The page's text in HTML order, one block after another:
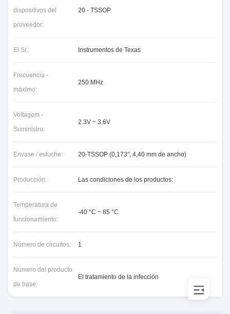
dispositivos del
proveedor:
20 - TSSOP
El Sr.: Instrumentos de Texas
Frecuencia -
máximo:
250 MHz
Voltagem -
Suministro:
2.3V ~ 3.6V
Envase / estuche: 20-TSSOP (0,173", 4,40 mm de ancho)
Producción: Las condiciones de los productos:
Temperatura de
funcionamiento:
-40 °C ~ 85 °C
Número de circuitos: 1
Número del producto
de base:
El tratamiento de la infección